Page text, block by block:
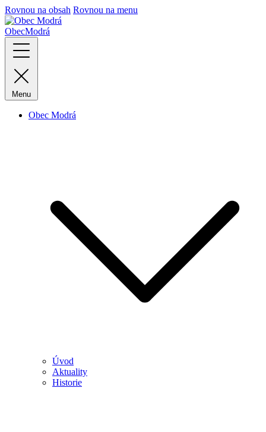
Rovnou na obsah Rovnou na menu
ObecModrá
Menu
Obec Modrá
Úvod
Aktuality
Historie